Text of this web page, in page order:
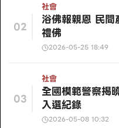
02
社會
浴佛報親恩 民間
禮佛
2026-05-25 18:49
03
社會
全國模範警察揭
入選紀錄
2026-05-08 10:32